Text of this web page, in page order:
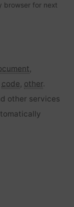
browser for next
,
code, other.
other services